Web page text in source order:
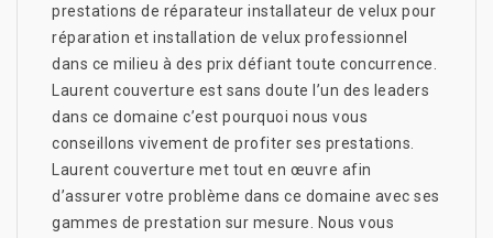
prestations de réparateur installateur de velux pour
réparation et installation de velux professionnel
dans ce milieu à des prix défiant toute concurrence.
Laurent couverture est sans doute l’un des leaders
dans ce domaine c’est pourquoi nous vous
conseillons vivement de profiter ses prestations.
Laurent couverture met tout en œuvre afin
d’assurer votre problème dans ce domaine avec ses
gammes de prestation sur mesure. Nous vous